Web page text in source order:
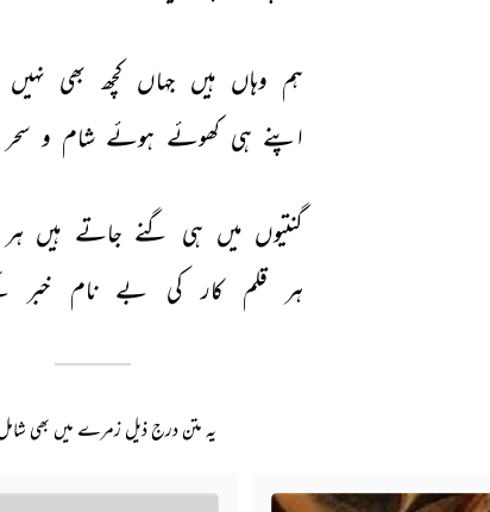
ہم وہاں ہیں جہاں کچھ بھی نہیں
اپنے ہی کھوئے ہوئے شام و سحر
گنتیوں میں ہی گنے جاتے ہیں ہر
ہر
قلم کار کی بے نام خبر
یہ متن درج ذیل زمرے میں بھی